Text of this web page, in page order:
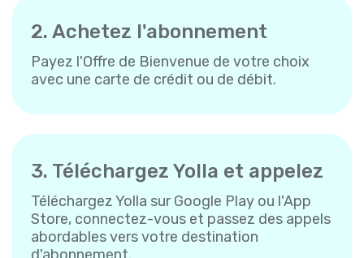
2. Achetez l'abonnement
Payez l'Offre de Bienvenue de votre choix
avec une carte de crédit ou de débit.
3. Téléchargez Yolla et appelez
Téléchargez Yolla sur Google Play ou l'App
Store, connectez-vous et passez des appels
abordables vers votre destination